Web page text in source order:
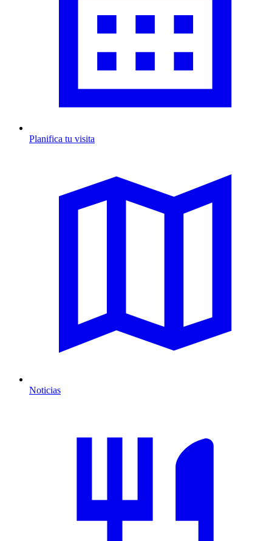
Planifica tu visita
Noticias